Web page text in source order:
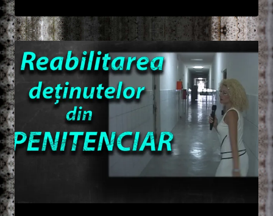
MIRELA
CEANU
:
SOȚ
UCIS,
SALVAT
!